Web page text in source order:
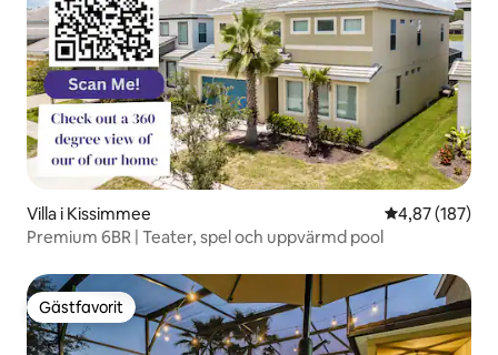
Villa i Kissimmee 4,87 av 5 i
4,87 (187)
Premium 6BR | Teater, spel och uppvärmd pool
Gästfavorit
Gästfavorit